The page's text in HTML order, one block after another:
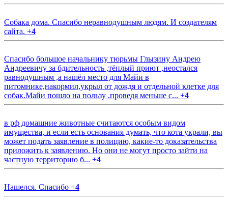
Собака дома. Спасибо неравнодушным людям. И создателям
сайта. +4
Спасибо большое начальнику тюрьмы Глызину Андрею
Андреевичу за бдительность ,тёплый приют ,неостался
равнодушным ,а нашёл место для Майи в
питомнике,накормил,укрыл от дождя и отдельной клетке для
собак.Майи пошло на пользу ,проведя меньше с... +4
в рф домашние животные считаются особым видом
имущества, и если есть основания думать, что кота украли, вы
может подать заявление в полицию, какие-то доказательства
приложить к заявлению. Но они не могут просто зайти на
частную территорию б... +4
Нашелся. Спасибо +4